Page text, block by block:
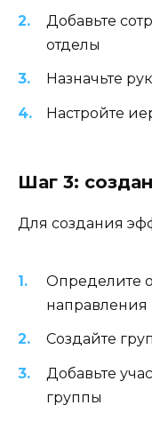
Добавьте
отделы
Назначьте
Настройте
Шаг 3:
Для создания
Определите
направления
Создайте
Добавьте
группы